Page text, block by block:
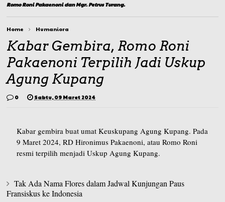
Romo Roni Pakaenoni dan Mgr. Petrus Turang.
Home Humaniora
Kabar Gembira, Romo Roni
Pakaenoni Terpilih Jadi Uskup
Agung Kupang
0 Sabtu, 09 Maret 2024
Kabar gembira buat umat Keuskupang Agung Kupang. Pada
9 Maret 2024, RD Hironimus Pakaenoni, atau Romo Roni
resmi terpilih menjadi Uskup Agung Kupang.
Tak Ada Nama Flores dalam Jadwal Kunjungan Paus
Fransiskus ke Indonesia